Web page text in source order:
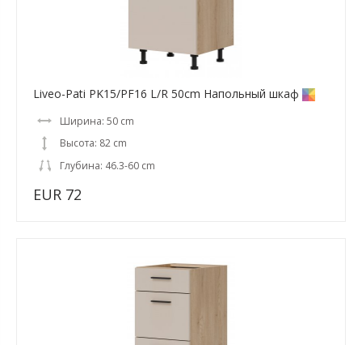
Liveo-Pati PK15/PF16 L/R 50cm Напольный шкаф
Ширина: 50 cm
Высота: 82 cm
Глубина: 46.3-60 cm
EUR 72